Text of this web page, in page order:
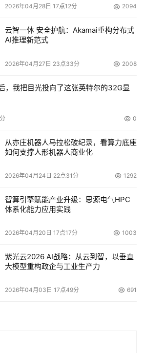
2026年04月28日 17点12分 2094
云智一体 安全护航：Akamai重构分布式
AI推理新范式
2026年04月27日 23点33分 2008
，我把目光投向了这张英特尔的32G显
0
从亦庄机器人马拉松破纪录，看算力底座
如何支撑人形机器人商业化
2026年04月24日 22点31分 1292
智算引擎赋能产业升级：思源电气HPC
体系化能力应用实践
2026年04月20日 17点17分 1003
紫光云2026 AI战略：从云到智，以垂直
大模型重构政企与工业生产力
2026年04月03日 17点49分 691